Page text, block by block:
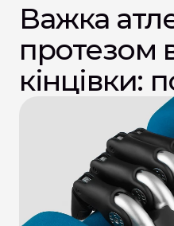
Важка
протезом
кінцівки: